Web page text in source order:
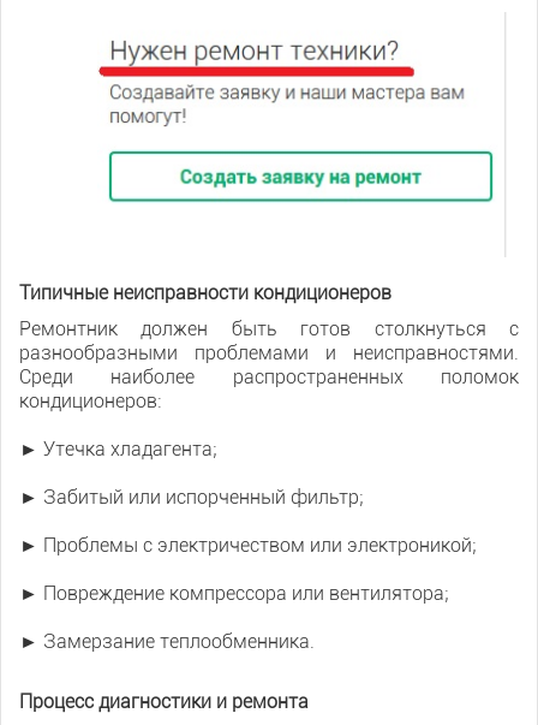
Типичные неисправности кондиционеров
Ремонтник должен быть готов столкнуться с
разнообразными проблемами и неисправностями.
Среди наиболее распространенных поломок
кондиционеров:
► Утечка хладагента;
► Забитый или испорченный фильтр;
► Проблемы с электричеством или электроникой;
► Повреждение компрессора или вентилятора;
► Замерзание теплообменника.
Процесс диагностики и ремонта